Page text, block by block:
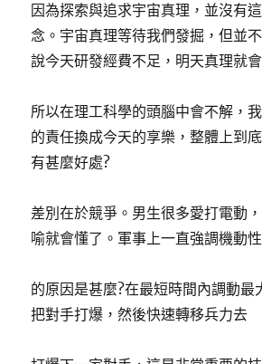
因為探索與追求宇宙真理，並沒有
念。宇宙真理等待我們發掘，但並
說今天研發經費不足，明天真理就
所以在理工科學的頭腦中會不解，
的責任換成今天的享樂，整體上到底
有甚麼好處?
差別在於競爭。男生很多愛打電動
喻就會懂了。軍事上一直強調機動性
的原因是甚麼?在最短時間內調動最
把對手打爆，然後快速轉移兵力去